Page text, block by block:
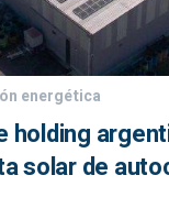
energética
holding
solar de